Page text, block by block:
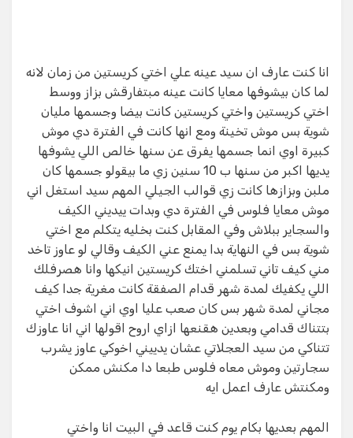
انا كنت عارف ان سيد عينه علي اختي كريستين من زمان لانه
لما كان بيشوفها معايا كانت عينه مبتفارقش بزاز ووسط
اختي كريستين واختي كريستين كانت بيضا وجسمها مليان
شوية بس موش تخينة ومع انها كانت في الفترة دي موش
كبيرة اوي انما جسمها يفرق عن سنها خالص اللي يشوفها
يديها اكبر من سنها ب 10 سنين زي ما بيقولو جسمها كان
ملبن وبزازها كانت زي قوالب الجيلي المهم سيد استغل اني
موش معايا فلوس في الفترة دي وبدات ييديني الكيف
والسجاير ببلاش وفي المقابل كنت بخليه يتكلم مع اختي
شوية بس في النهاية بدا يمنع عني الكيف وقالي لو عاوز تاخد
مني كيف تاني تسلمني اختك كريستين انيكها وانا هصرفلك
اللي يكفيك لمدة شهر قدام الصفقة كانت مغرية جدا كيف
مجاني لمدة شهر بس كان صعب عليا اوي اني اشوف اختي
بتتناك قدامي وبعدين هقنعها ازاي اروح اقولها اني انا عاوزك
تتناكي من سيد العجلاتي عشان يدييني اخوكي عاوز يشرب
سجارتين وموش معاه فلوس طبعا دا مكنش ممكن
ومكنتش عارف اعمل ايه
المهم بعديها بكام يوم كنت قاعد في البيت انا واختي